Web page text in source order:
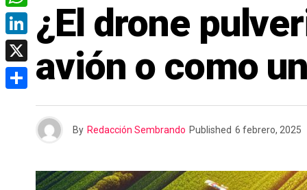
¿El drone
avión o como
By Redacción Sembrando Published 6 febrero, 2025
a
c
e
b
W
h
a
L
i
n
X